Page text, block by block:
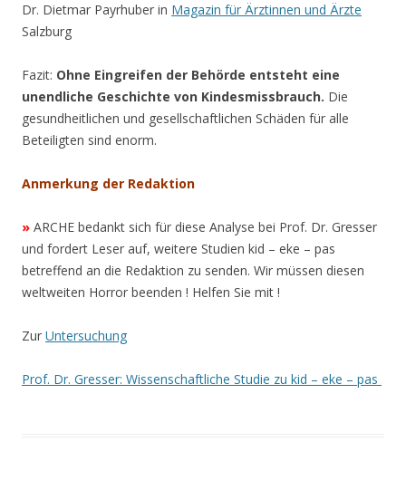
Dr. Dietmar Payrhuber in Magazin für Ärztinnen und Ärzte
Salzburg
Fazit: Ohne Eingreifen der Behörde entsteht eine
unendliche Geschichte von Kindesmissbrauch. Die
gesundheitlichen und gesellschaftlichen Schäden für alle
Beteiligten sind enorm.
Anmerkung der Redaktion
» ARCHE bedankt sich für diese Analyse bei Prof. Dr. Gresser
und fordert Leser auf, weitere Studien kid – eke – pas
betreffend an die Redaktion zu senden. Wir müssen diesen
weltweiten Horror beenden ! Helfen Sie mit !
Zur Untersuchung
Prof. Dr. Gresser: Wissenschaftliche Studie zu kid – eke – pas